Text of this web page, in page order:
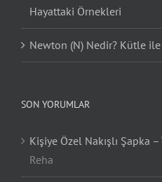
Hayattaki Örnekleri
Newton (N) Nedir? Kütle ile
SON YORUMLAR
Kişiye Özel Nakışlı Şapka –
Reha